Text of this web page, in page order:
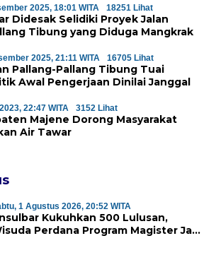
2025, 18:01 WITA 18251 Lihat
Didesak Selidiki Proyek Jalan
Tibung yang Diduga Mangkrak
2025, 21:11 WITA 16705 Lihat
Pallang-Pallang Tibung Tuai
Awal Pengerjaan Dinilai Janggal
22:47 WITA 3152 Lihat
Majene Dorong Masyarakat
Air Tawar
1 Agustus 2026, 20:52 WITA
Kukuhkan 500 Lulusan,
Perdana Program Magister Jadi